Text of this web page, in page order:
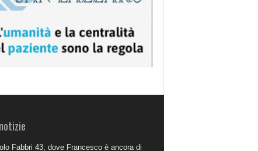
Fabbri 43, dove Francesco è ancora di